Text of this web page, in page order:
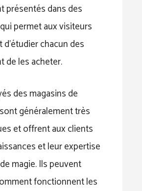
présentés dans des
permet aux visiteurs
d’étudier chacun des
de les acheter.
des magasins de
généralement très
et offrent aux clients
et leur expertise
magie. Ils peuvent
fonctionnent les